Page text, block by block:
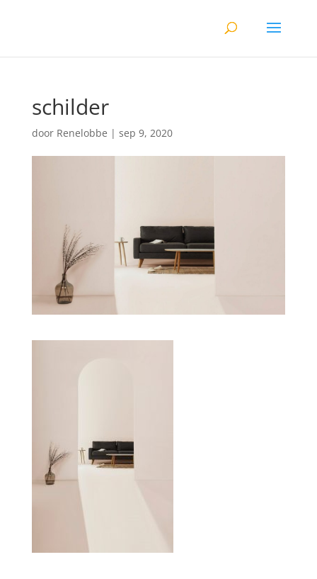
schilder
door Renelobbe | sep 9, 2020